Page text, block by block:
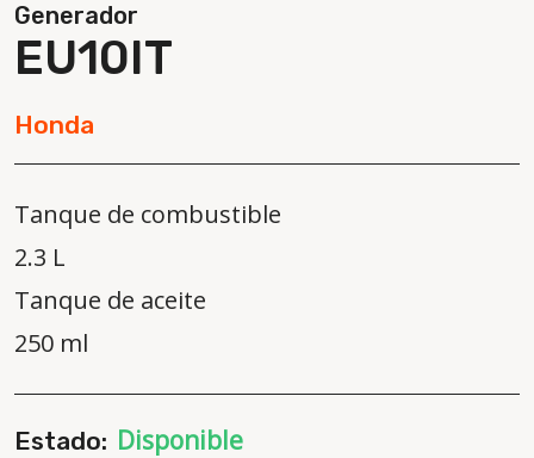
Generador
EU10IT
Honda
Tanque de combustible
2.3 L
Tanque de aceite
250 ml
Estado: Disponible